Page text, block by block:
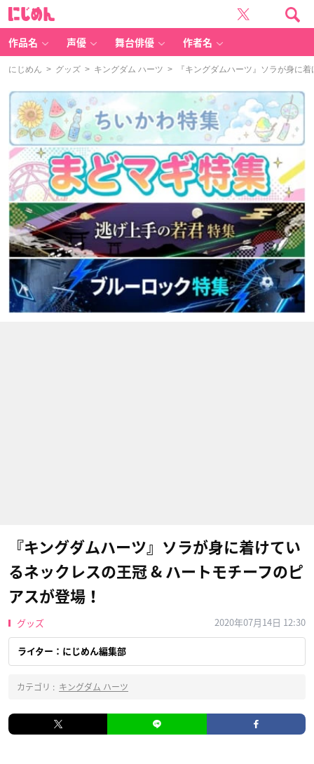
作品名 声優 舞台俳優 作者名
にじめん > グッズ > キングダム ハーツ > 『キングダムハーツ』ソラが身に
『キングダムハーツ』ソラが身に着けてい
るネックレスの王冠 & ハートモチーフのピ
アスが登場！
グッズ 2020年07月14日 12:30
ライター：にじめん編集部
カテゴリ : キングダム ハーツ